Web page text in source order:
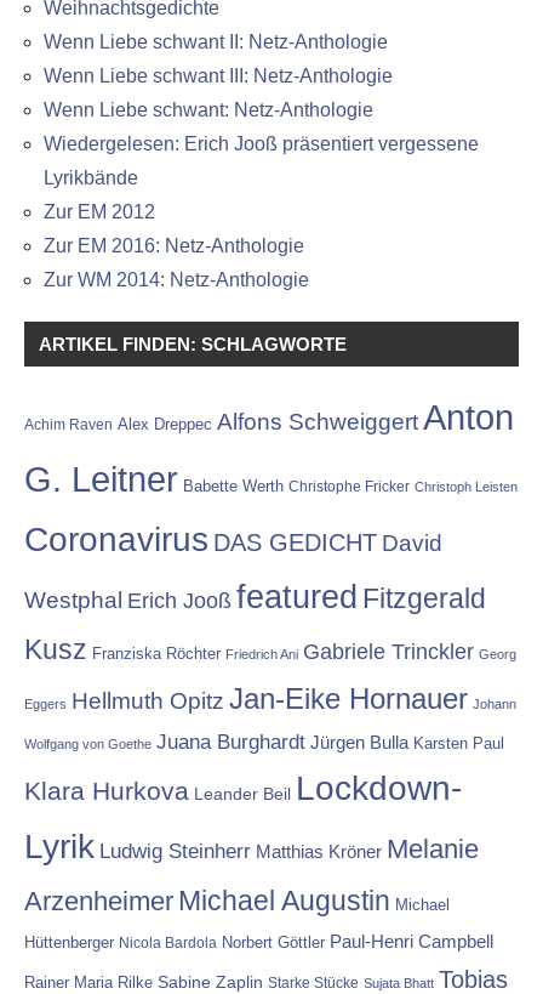
Weihnachtsgedichte
Wenn Liebe schwant II: Netz-Anthologie
Wenn Liebe schwant III: Netz-Anthologie
Wenn Liebe schwant: Netz-Anthologie
Wiedergelesen: Erich Jooß präsentiert vergessene
Lyrikbände
Zur EM 2012
Zur EM 2016: Netz-Anthologie
Zur WM 2014: Netz-Anthologie
ARTIKEL FINDEN: SCHLAGWORTE
Achim Raven Alex Dreppec Alfons SchweiggertAnton
G. Leitner Babette Werth Christophe Fricker Christoph Leisten
Coronavirus DAS GEDICHT David
Westphal Erich Jooß featured Fitzgerald
Kusz Franziska Röchter Friedrich Ani Gabriele Trinckler Georg
Eggers Hellmuth Opitz Jan-Eike Hornauer Johann
Wolfgang von Goethe Juana Burghardt Jürgen Bulla Karsten Paul
Klara Hurkova Leander Beil Lockdown-
Lyrik Ludwig Steinherr Matthias Kröner Melanie
Arzenheimer Michael Augustin Michael
Hüttenberger Nicola Bardola Norbert Göttler Paul-Henri Campbell
Rainer Maria Rilke Sabine Zaplin Starke Stücke Sujata Bhatt Tobias